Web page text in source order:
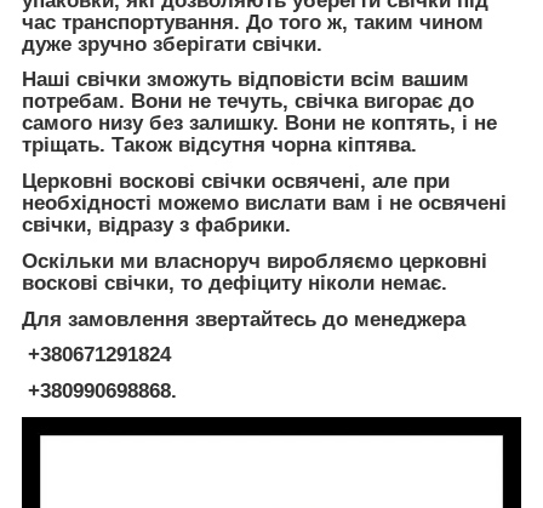
час транспортування. До того ж, таким чином
дуже зручно зберігати свічки.
Наші свічки зможуть відповісти всім вашим
потребам. Вони не течуть, свічка вигорає до
самого низу без залишку. Вони не коптять, і не
тріщать. Також відсутня чорна кіптява.
Церковні воскові свічки освячені, але при
необхідності можемо вислати вам і не освячені
свічки, відразу з фабрики.
Оскільки ми власноруч виробляємо церковні
воскові свічки, то дефіциту ніколи немає.
Для замовлення звертайтесь до менеджера
+380671291824
+380990698868.